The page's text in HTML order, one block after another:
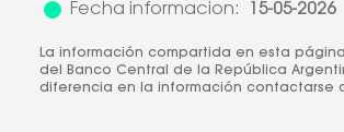
Fecha informacion:
15-05-2026
La información compartida en esta
del Banco Central de la República
diferencia en la información contactarse